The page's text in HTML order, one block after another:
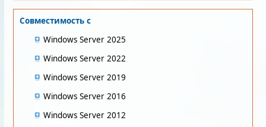
Совместимость с
Windows Server 2025
Windows Server 2022
Windows Server 2019
Windows Server 2016
Windows Server 2012